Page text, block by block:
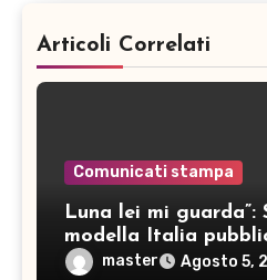
Articoli Correlati
Comunicati stampa
Luna lei mi guarda”:
modella Italia
ineditimaster Agosto 5,